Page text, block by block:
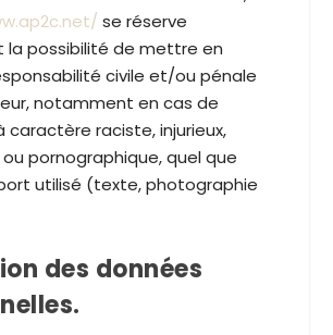
se réserve
la possibilité de mettre en
civile et/ou pénale
notamment en cas de
caractère raciste, injurieux,
pornographique, quel que
utilisé (texte, photographie
des données